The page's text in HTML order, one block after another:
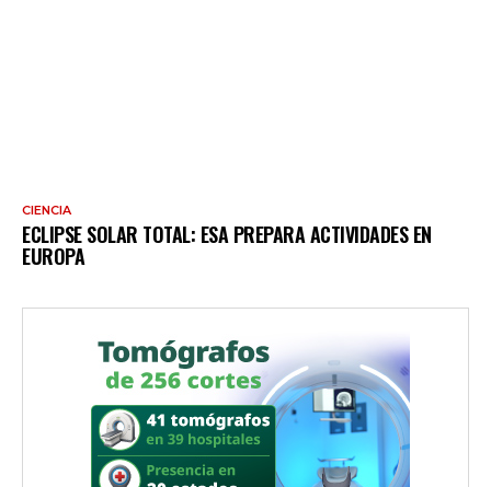
CIENCIA
ECLIPSE SOLAR TOTAL: ESA PREPARA ACTIVIDADES EN
EUROPA